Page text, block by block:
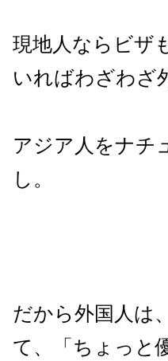
現地人ならビザ
いればわざわざ
アジア人をナチ
し。
だから外国人は
て、「ちょっと